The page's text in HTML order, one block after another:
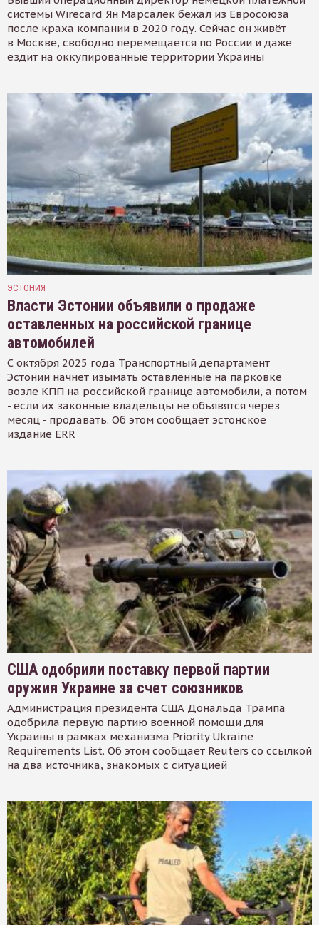
системы Wirecard Ян Марсалек бежал из Евросоюза
после краха компании в 2020 году. Сейчас он живёт
в Москве, свободно перемещается по России и даже
ездит на оккупированные территории Украины
ЭСТОНИЯ
Власти Эстонии объявили о продаже
оставленных на российской границе
автомобилей
С октября 2025 года Транспортный департамент
Эстонии начнет изымать оставленные на парковке
возле КПП на российской границе автомобили, а потом
- если их законные владельцы не объявятся через
месяц - продавать. Об этом сообщает эстонское
издание ERR
США одобрили поставку первой партии
оружия Украине за счет союзников
Администрация президента США Дональда Трампа
одобрила первую партию военной помощи для
Украины в рамках механизма Priority Ukraine
Requirements List. Об этом сообщает Reuters со ссылкой
на два источника, знакомых с ситуацией